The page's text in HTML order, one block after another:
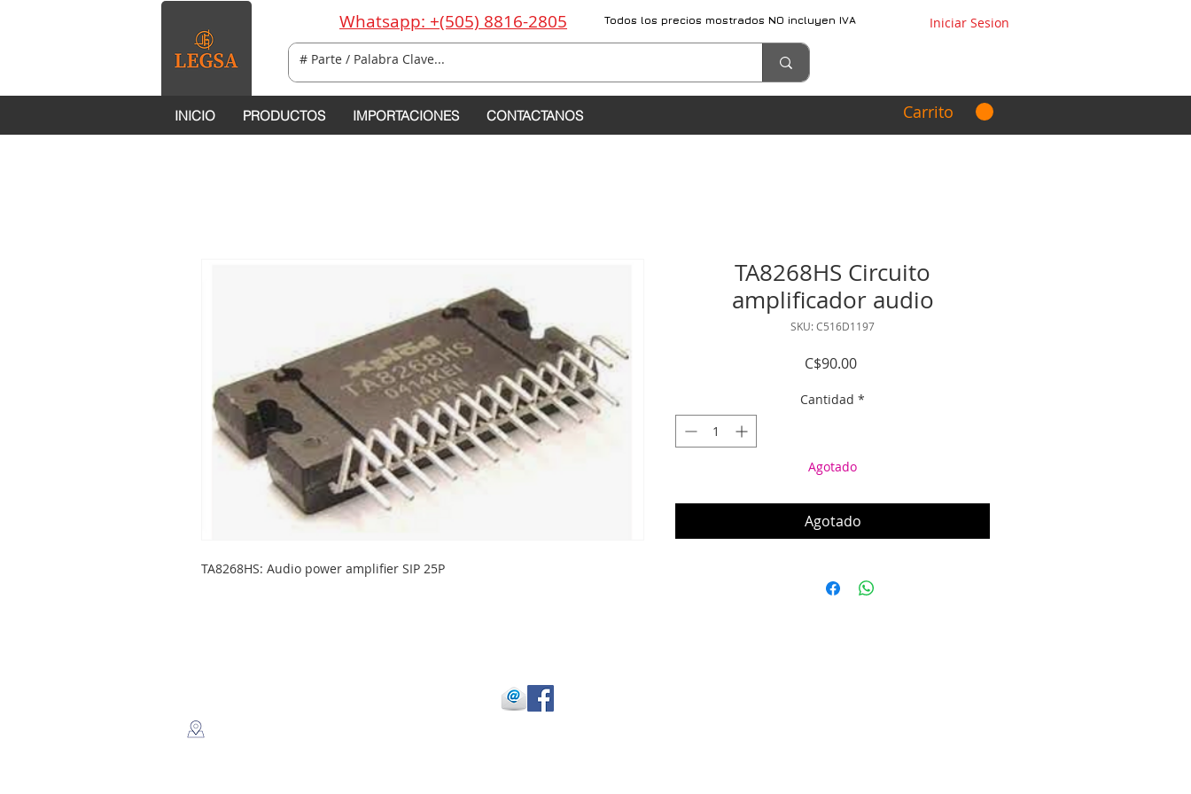
Whatsapp: +(505) 8816-2805 Todos los precios mostrados NO incluyen IVA Iniciar Sesion
INICIO PRODUCTOS IMPORTACIONES CONTACTANOS Carrito
TA8268HS: Audio power amplifier SIP 25P
TA8268HS Circuito
amplificador audio
SKU: C516D1197
C$90.00Precio
Cantidad *
Agotado
Agotado